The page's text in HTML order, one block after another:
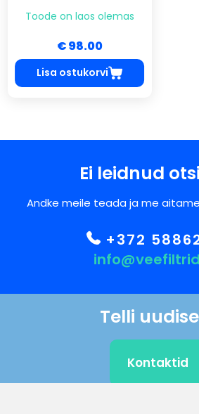
Toode on laos olemas
€ 98.00
Lisa ostukorvi
Ei leidnud
Andke meile teada ja me
+372
Telli
Kontaktid